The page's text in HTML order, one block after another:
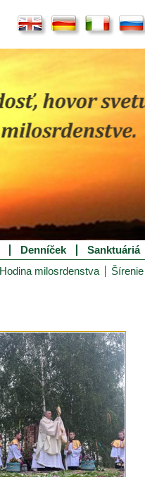
Denníček
Sanktuáriá
Hodina milosrdenstva